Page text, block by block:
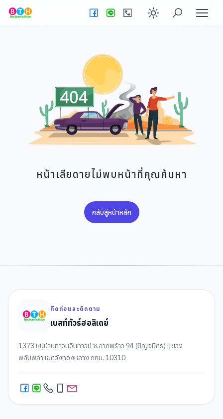
Enable dark
หน้าเสียดายไม่พบหน้าที่คุณค้นหา
กลับสู่หน้าหลัก
ติดต่อและติดตาม
เบสท์ทัวร์ฮอลิเดย์
1373 หมู่บ้านทาวน์อินทาวน์ ซ.ลาดพร้าว 94 (ปัญจมิตร) แขวง
พลับพลา เขตวังทองหลาง กทม. 10310